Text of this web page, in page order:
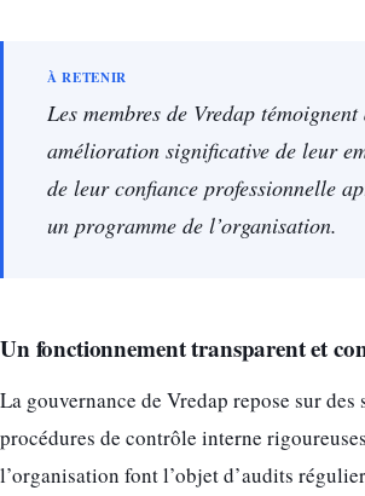
Les membres de Vredap témoignent
amélioration significative de leur
de leur confiance professionnelle
un programme de l’organisation.
Un fonctionnement transparent et
La gouvernance de Vredap repose sur des
procédures de contrôle interne
l’organisation font l’objet d’audits